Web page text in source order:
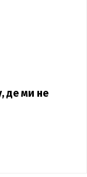
де ми не